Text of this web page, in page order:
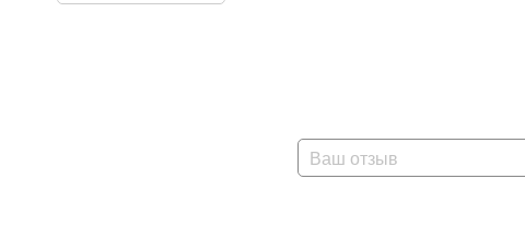
Ваш отзыв